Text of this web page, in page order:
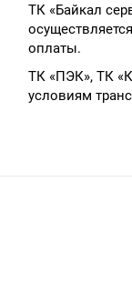
ТК «Байкал
оплаты.
ТК «ПЭК», ТК
условиям